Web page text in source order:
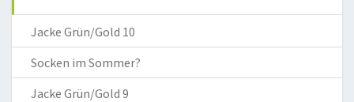
Jacke Grün/Gold 10
Socken im Sommer?
Jacke Grün/Gold 9